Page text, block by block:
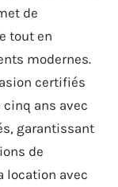
de
tout en
modernes.
certifiés
ans avec
garantissant
de
location avec